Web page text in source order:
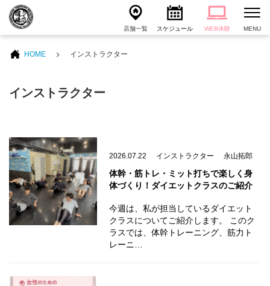
店舗一覧 スケジュール WEB体験 MENU
HOME インストラクター
インストラクター
2026.07.22 インストラクター 永山拓郎
体幹・筋トレ・ミット打ちで楽しく身
体づくり！ダイエットクラスのご紹介
今週は、私が担当しているダイエット
クラスについてご紹介します。 このク
ラスでは、体幹トレーニング、筋力ト
レーニ…